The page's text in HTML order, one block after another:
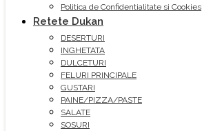
Politica de Confidentialitate si Cookies
Retete Dukan
DESERTURI
INGHETATA
DULCETURI
FELURI PRINCIPALE
GUSTARI
PAINE/PIZZA/PASTE
SALATE
SOSURI